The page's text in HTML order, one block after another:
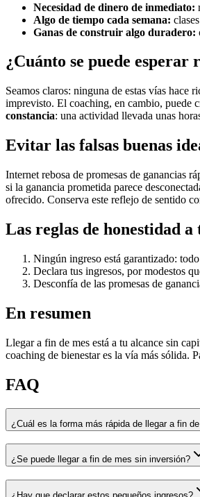
Necesidad de dinero de inmediato:
Algo de tiempo cada semana:
Ganas de construir algo duradero:
¿Cuánto se puede esperar
Seamos claros: ninguna de estas vías
imprevisto. El coaching, en cambio, puede
constancia: una actividad llevada unas
Evitar las falsas buenas
Internet rebosa de promesas de ganancias
si la ganancia prometida parece
ofrecido. Conserva este reflejo de sentido
Las reglas de honestidad a
Ningún ingreso está garantizado:
Declara tus ingresos, por modestos
Desconfía de las promesas de
En resumen
Llegar a fin de mes está a tu alcance sin
coaching de bienestar es la vía más sólida.
FAQ
¿Cuál es la forma más rápida de llegar a fin
¿Se puede llegar a fin de mes sin inversión?